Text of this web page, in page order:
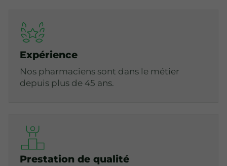
Expérience
Nos pharmaciens sont dans le métier
depuis plus de 45 ans.
Prestation de qualité